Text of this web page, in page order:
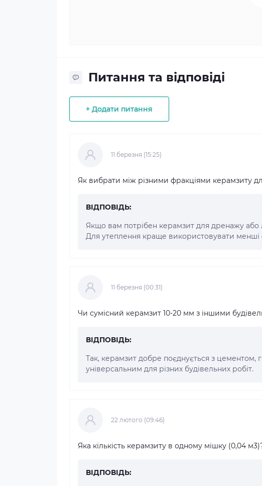
Питання та відповіді
+ Додати питання
11 березня (15:25)
Як вибрати між різними фракціями керамзиту
ВІДПОВІДЬ:
Якщо вам потрібен керамзит для дренажу або
Для утеплення краще використовувати менші
11 березня (00:31)
Чи сумісний керамзит 10-20 мм з іншими
ВІДПОВІДЬ:
Так, керамзит добре поєднується з
універсальним для різних будівельних робіт.
22 лютого (09:46)
Яка кількість керамзиту в одному мішку (0,04
ВІДПОВІДЬ: